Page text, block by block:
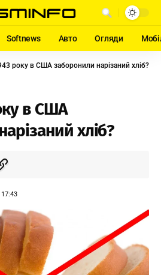
Softnews Авто Огляди
року в США заборонили нарізаний хліб?
в США
хліб?